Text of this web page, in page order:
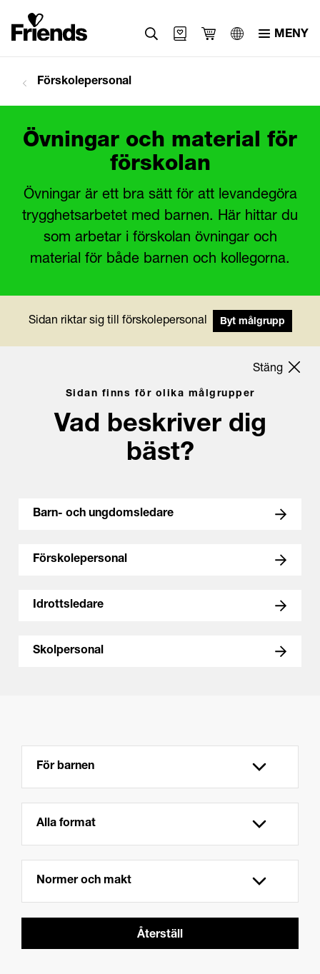
العربية
MENY
Förskolepersonal
Övningar och material för
förskolan
Övningar är ett bra sätt för att levandegöra
trygghetsarbetet med barnen. Här hittar du
som arbetar i förskolan övningar och
material för både barnen och kollegorna.
Sidan riktar sig till förskolepersonal Byt målgrupp
Stäng
Sidan finns för olika målgrupper
Vad beskriver dig
bäst?
Barn- och ungdomsledare
Förskolepersonal
Idrottsledare
Skolpersonal
Återställ